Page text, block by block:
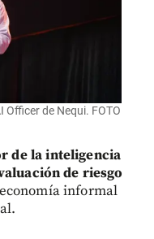
Officer de Nequi. FOTO
de la inteligencia
de riesgo
informal